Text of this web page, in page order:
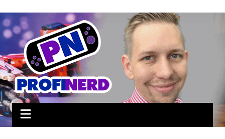
Inhalt
springen